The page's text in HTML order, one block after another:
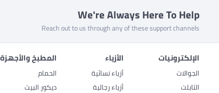
We're Always Here To Help
Reach out to us through any of these support channels
الإلكترونيات
الجوالات
التابلت
الأزياء
أزياء نسائية
أزياء رجالية
المطبخ
الحمام
ديكور البيت